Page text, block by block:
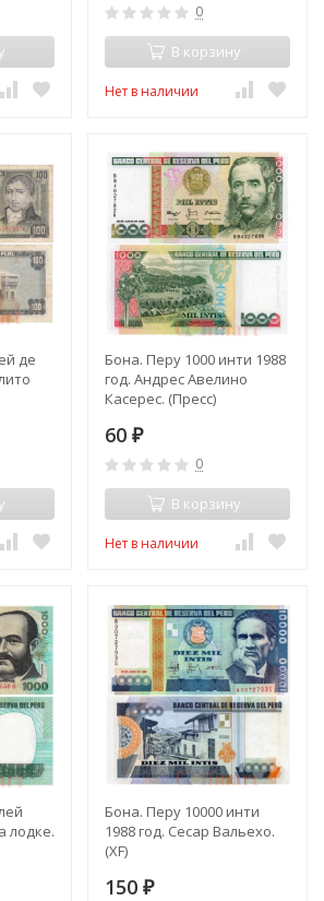
0
В корзину
Нет в наличии
де
Бона. Перу 1000 инти 1988
год. Андрес Авелино
Касерес. (Пресс)
60 ₽
0
В корзину
Нет в наличии
лодке.
Бона. Перу 10000 инти
1988 год. Сесар Вальехо.
(XF)
150 ₽